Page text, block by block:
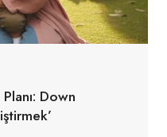
Planı: Down